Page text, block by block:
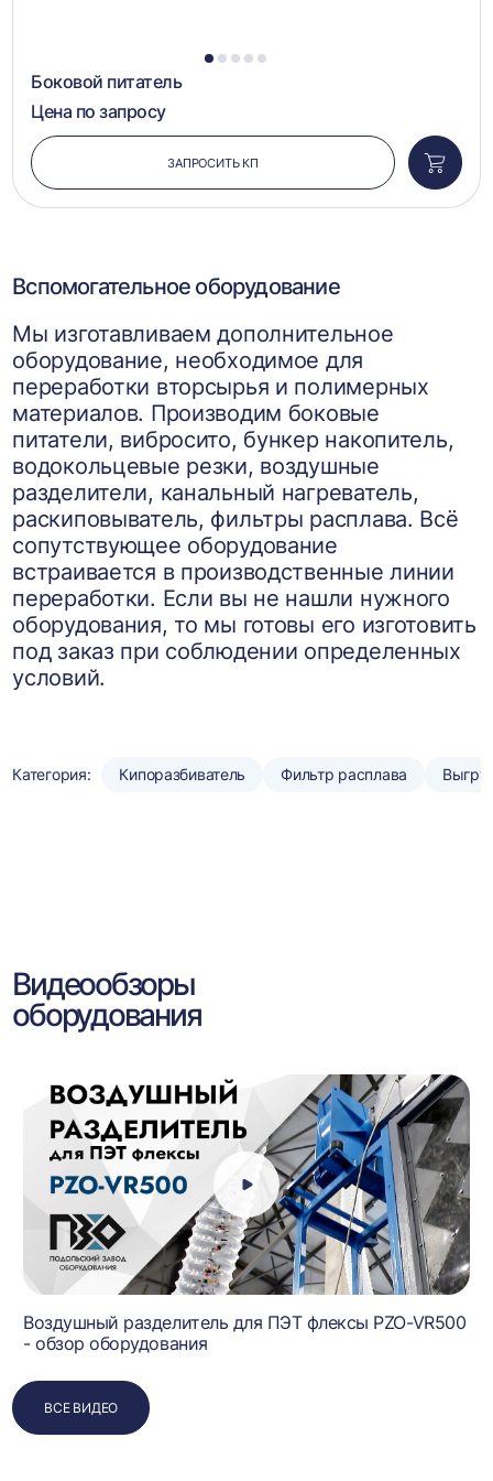
1 2 3 4 5
Боковой питатель
Цена по запросу
ЗАПРОСИТЬ КП
в
Вспомогательное оборудование
Мы изготавливаем дополнительное
оборудование, необходимое для
переработки вторсырья и полимерных
материалов. Производим боковые
питатели, вибросито, бункер накопитель,
водокольцевые резки, воздушные
разделители, канальный нагреватель,
раскиповыватель, фильтры расплава. Всё
сопутствующее оборудование
встраивается в производственные линии
переработки. Если вы не нашли нужного
оборудования, то мы готовы его изготовить
под заказ при соблюдении определенных
условий.
Категория: Кипоразбиватель Фильтр расплава
Видеообзоры
оборудования
Воздушный разделитель для ПЭТ флексы PZO-VR500
- обзор оборудования
ВСЕ ВИДЕО